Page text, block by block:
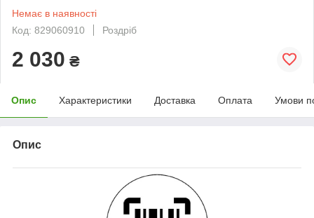
Немає в наявності
Код: 829060910
Роздріб
2 030 ₴
Опис Характеристики Доставка Оплата Умови
Опис